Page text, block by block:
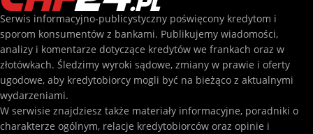
Serwis informacyjno-publicystyczny poświęcony kredytom i
sporom konsumentów z bankami. Publikujemy wiadomości,
analizy i komentarze dotyczące kredytów we frankach oraz w
złotówkach. Śledzimy wyroki sądowe, zmiany w prawie i oferty
ugodowe, aby kredytobiorcy mogli być na bieżąco z aktualnymi
wydarzeniami.
W serwisie znajdziesz także materiały informacyjne, poradniki o
charakterze ogólnym, relacje kredytobiorców oraz opinie i